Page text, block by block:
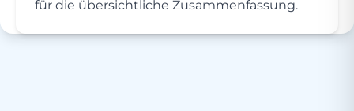
für die übersichtliche Zusammenfassung.